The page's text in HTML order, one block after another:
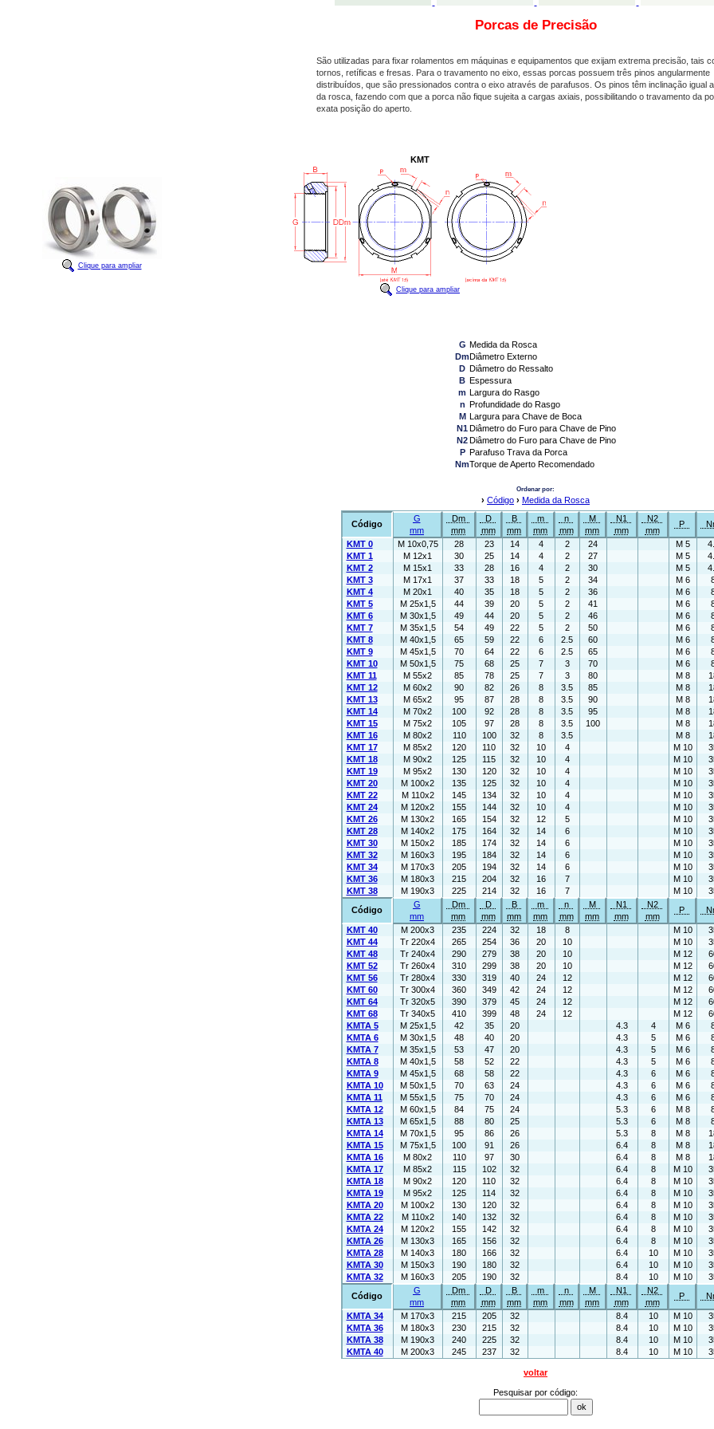
Porcas de Precisão
São utilizadas para fixar rolamentos em máquinas e equipamentos que exijam extrema precisão, tais
tornos, retíficas e fresas. Para o travamento no eixo, essas porcas possuem três pinos angularmente
distribuídos, que são pressionados contra o eixo através de parafusos. Os pinos têm inclinação igual
da rosca, fazendo com que a porca não fique sujeita a cargas axiais, possibilitando o travamento da
exata posição do aperto.
Clique para ampliar
KMT
Clique para ampliar
G Medida da Rosca
DmDiâmetro Externo
D Diâmetro do Ressalto
B Espessura
m Largura do Rasgo
n Profundidade do Rasgo
M Largura para Chave de Boca
N1Diâmetro do Furo para Chave de Pino
N2Diâmetro do Furo para Chave de Pino
P Parafuso Trava da Porca
NmTorque de Aperto Recomendado
Ordenar por:
› Código › Medida da Rosca
Código
G
mm
Dm
mm
D
mm
B
mm
m
mm
n
mm
M
mm
N1
mm
N2
mm
P
KMT 0 M 10x0,75 28 23 14 4 2 24 M 5
KMT 1
M 12x1 30 25 14 4 2 27 M 5
KMT 2
M 15x1 33 28 16 4 2 30 M 5
KMT 3
M 17x1 37 33 18 5 2 34 M 6
KMT 4
M 20x1 40 35 18 5 2 36 M 6
KMT 5
M 25x1,5 44 39 20 5 2 41 M 6
KMT 6
M 30x1,5 49 44 20 5 2 46 M 6
KMT 7
M 35x1,5 54 49 22 5 2 50 M 6
KMT 8
M 40x1,5 65 59 22 6 2.5 60 M 6
KMT 9
M 45x1,5 70 64 22 6 2.5 65 M 6
KMT 10
M 50x1,5 75 68 25 7 3 70 M 6
KMT 11
M 55x2 85 78 25 7 3 80 M 8
KMT 12
M 60x2 90 82 26 8 3.5 85 M 8
KMT 13
M 65x2 95 87 28 8 3.5 90 M 8
KMT 14
M 70x2 100 92 28 8 3.5 95 M 8
KMT 15
M 75x2 105 97 28 8 3.5 100 M 8
KMT 16
M 80x2 110 100 32 8 3.5 M 8
KMT 17
M 85x2 120 110 32 10 4 M 10
KMT 18
M 90x2 125 115 32 10 4 M 10
KMT 19
M 95x2 130 120 32 10 4 M 10
KMT 20
M 100x2 135 125 32 10 4 M 10
KMT 22
M 110x2 145 134 32 10 4 M 10
KMT 24
M 120x2 155 144 32 10 4 M 10
KMT 26
M 130x2 165 154 32 12 5 M 10
KMT 28
M 140x2 175 164 32 14 6 M 10
KMT 30
M 150x2 185 174 32 14 6 M 10
KMT 32
M 160x3 195 184 32 14 6 M 10
KMT 34
M 170x3 205 194 32 14 6 M 10
KMT 36
M 180x3 215 204 32 16 7 M 10
KMT 38
M 190x3 225 214 32 16 7 M 10
Código
G
mm
Dm
mm
D
mm
B
mm
m
mm
n
mm
M
mm
N1
mm
N2
mm
P
KMT 40 M 200x3 235 224 32 18 8 M 10
KMT 44
Tr 220x4 265 254 36 20 10 M 10
KMT 48
Tr 240x4 290 279 38 20 10 M 12
KMT 52
Tr 260x4 310 299 38 20 10 M 12
KMT 56
Tr 280x4 330 319 40 24 12 M 12
KMT 60
Tr 300x4 360 349 42 24 12 M 12
KMT 64
Tr 320x5 390 379 45 24 12 M 12
KMT 68
Tr 340x5 410 399 48 24 12 M 12
KMTA 5
M 25x1,5 42 35 20 4.3 4 M 6
KMTA 6
M 30x1,5 48 40 20 4.3 5 M 6
KMTA 7
M 35x1,5 53 47 20 4.3 5 M 6
KMTA 8
M 40x1,5 58 52 22 4.3 5 M 6
KMTA 9
M 45x1,5 68 58 22 4.3 6 M 6
KMTA 10
M 50x1,5 70 63 24 4.3 6 M 6
KMTA 11
M 55x1,5 75 70 24 4.3 6 M 6
KMTA 12
M 60x1,5 84 75 24 5.3 6 M 8
KMTA 13
M 65x1,5 88 80 25 5.3 6 M 8
KMTA 14
M 70x1,5 95 86 26 5.3 8 M 8
KMTA 15
M 75x1,5 100 91 26 6.4 8 M 8
KMTA 16
M 80x2 110 97 30 6.4 8 M 8
KMTA 17
M 85x2 115 102 32 6.4 8 M 10
KMTA 18
M 90x2 120 110 32 6.4 8 M 10
KMTA 19
M 95x2 125 114 32 6.4 8 M 10
KMTA 20
M 100x2 130 120 32 6.4 8 M 10
KMTA 22
M 110x2 140 132 32 6.4 8 M 10
KMTA 24
M 120x2 155 142 32 6.4 8 M 10
KMTA 26
M 130x3 165 156 32 6.4 8 M 10
KMTA 28
M 140x3 180 166 32 6.4 10 M 10
KMTA 30
M 150x3 190 180 32 6.4 10 M 10
KMTA 32
M 160x3 205 190 32 8.4 10 M 10
Código
G
mm
Dm
mm
D
mm
B
mm
m
mm
n
mm
M
mm
N1
mm
N2
mm
P
KMTA 34 M 170x3 215 205 32 8.4 10 M 10
KMTA 36
M 180x3 230 215 32 8.4 10 M 10
KMTA 38
M 190x3 240 225 32 8.4 10 M 10
KMTA 40
M 200x3 245 237 32 8.4 10 M 10
voltar
Pesquisar por código: